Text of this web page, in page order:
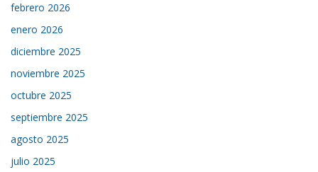
febrero 2026
enero 2026
diciembre 2025
noviembre 2025
octubre 2025
septiembre 2025
agosto 2025
julio 2025